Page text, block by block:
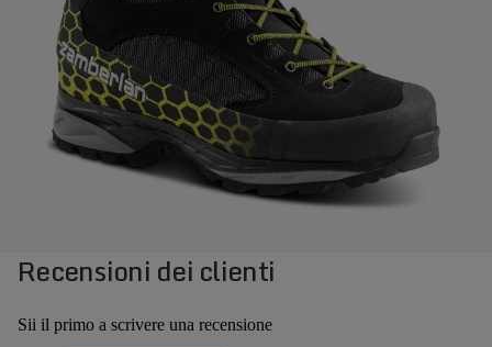
Recensioni dei clienti
Sii il primo a scrivere una recensione